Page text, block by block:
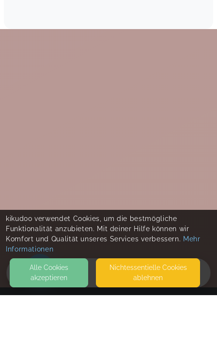
HOME
kikudoo verwendet Cookies, um die bestmögliche
Funktionalität anzubieten. Mit deiner Hilfe können wir
Komfort und Qualität unseres Services verbessern. Mehr
Informationen
Alle Cookies
akzeptieren
Nicht­essentielle Cookies
ablehnen